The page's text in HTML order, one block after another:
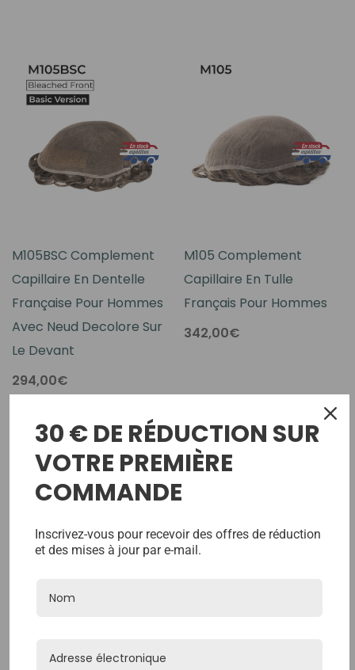
M105BSC Complement
Capillaire En Dentelle
Française Pour Hommes
Avec Neud Decolore Sur
Le Devant
294,00€
M105 Complement
Capillaire En Tulle
Français Pour Hommes
342,00€
HD105 Complément
30 € DE RÉDUCTION SUR
VOTRE PREMIÈRE
COMMANDE
Inscrivez-vous pour recevoir des offres de réduction
et des mises à jour par e-mail.